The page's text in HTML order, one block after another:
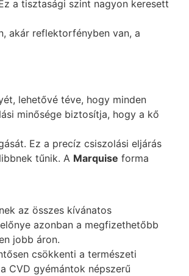
a tisztasági szint nagyon keresett
akár reflektorfényben van, a
lehetővé téve, hogy minden
minősége biztosítja, hogy a kő
Ez a precíz csiszolási eljárás
tűnik. A Marquise forma
az összes kívánatos
azonban a megfizethetőbb
jobb áron.
csökkenti a természeti
CVD gyémántok népszerű